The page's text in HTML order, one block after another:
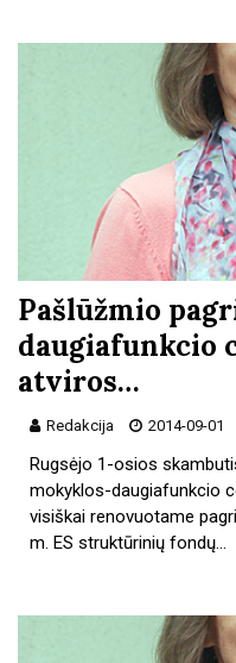
Pašlūžmio
daugiafunkcio
atviros…
Redakcija 2014-09-01
Rugsėjo 1-osios
mokyklos-daugiafunkcio
visiškai renovuotame
m. ES struktūrinių fondų…